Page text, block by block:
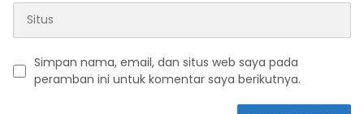
Simpan nama, email, dan situs web saya pada
peramban ini untuk komentar saya berikutnya.